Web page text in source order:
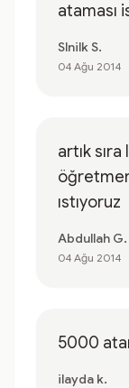
ataması
Slnilk S.
04 Ağu 2014
artık
ıstıyoruz
Abdullah G.
04 Ağu 2014
5000
ilayda k.